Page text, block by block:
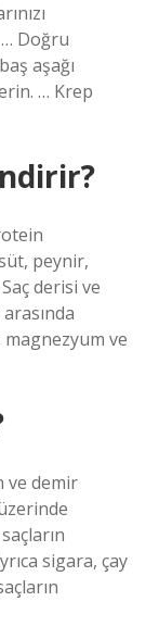
Doğru
aşağı
… Krep
peynir,
derisi ve
ve
ve demir
sigara, çay